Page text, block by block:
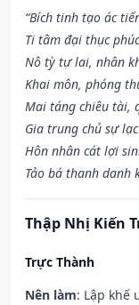
“Bích tinh tạo ác
Ti tâm đại thục
Nô tỳ tự lai, nhân
Khai môn, phóng
Mai táng chiêu tài,
Gia trung chủ sự
Hôn nhân cát lợi
Tảo bá thanh danh
Thập Nhị Kiến
Trực Thành
Nên làm: Lập khế